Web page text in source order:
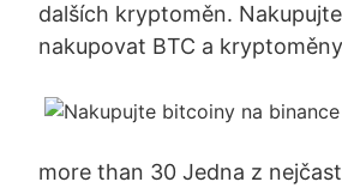
dalších kryptoměn.
nakupovat BTC a
more than 30 Jedna z